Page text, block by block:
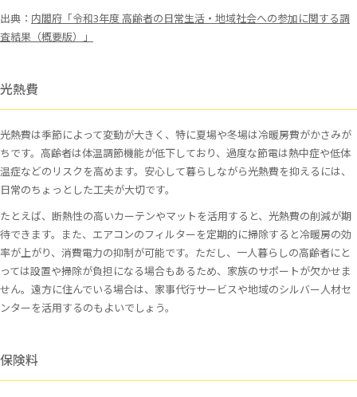
出典： 内閣府「令和3年度 高齢者の日常生活・地域社会への参加に関する調
査結果（概要版）」
光熱費
光熱費は季節によって変動が大きく、特に夏場や冬場は冷暖房費がかさみが
ちです。高齢者は体温調節機能が低下しており、過度な節電は熱中症や低体
温症などのリスクを高めます。安心して暮らしながら光熱費を抑えるには、
日常のちょっとした工夫が大切です。
たとえば、断熱性の高いカーテンやマットを活用すると、光熱費の削減が期
待できます。また、エアコンのフィルターを定期的に掃除すると冷暖房の効
率が上がり、消費電力の抑制が可能です。ただし、一人暮らしの高齢者にと
っては設置や掃除が負担になる場合もあるため、家族のサポートが欠かせま
せん。遠方に住んでいる場合は、家事代行サービスや地域のシルバー人材セ
ンターを活用するのもよいでしょう。
保険料